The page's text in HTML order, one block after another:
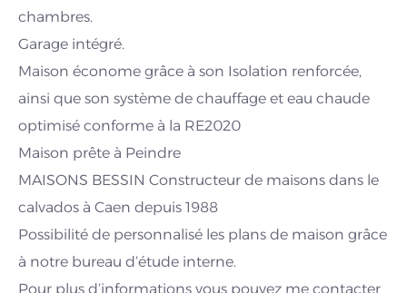
chambres.
Garage intégré.
Maison économe grâce à son Isolation renforcée,
ainsi que son système de chauffage et eau chaude
optimisé conforme à la RE2020
Maison prête à Peindre
MAISONS BESSIN Constructeur de maisons dans le
calvados à Caen depuis 1988
Possibilité de personnalisé les plans de maison grâce
à notre bureau d’étude interne.
Pour plus d’informations vous pouvez me contacter